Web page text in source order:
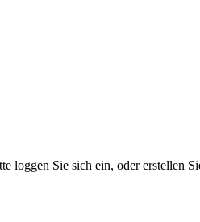
loggen Sie sich ein, oder erstellen